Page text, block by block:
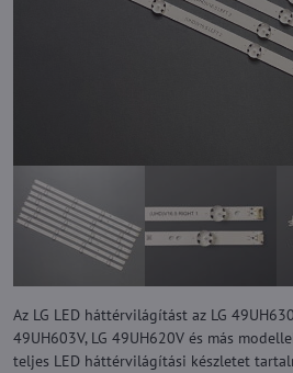
Az LG LED háttérvilágítást az LG
49UH603V, LG 49UH620V és más
teljes LED háttérvilágítási készletet